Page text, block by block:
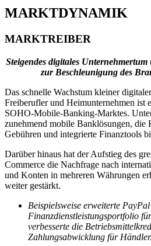
MARKTDYNAMIK
MARKTREIBER
Steigendes digitales
zur Beschleunigung des
Das schnelle Wachstum kleiner
Freiberufler und Heimunternehmen ist
SOHO-Mobile-Banking-Marktes.
zunehmend mobile Banklösungen, die
Gebühren und integrierte Finanztools
Darüber hinaus hat der Aufstieg des
Commerce die Nachfrage nach
und Konten in mehreren Währungen
weiter gestärkt.
Beispielsweise erweiterte
Finanzdienstleistungsportfolio
verbesserte die
Zahlungsabwicklung für Händler.